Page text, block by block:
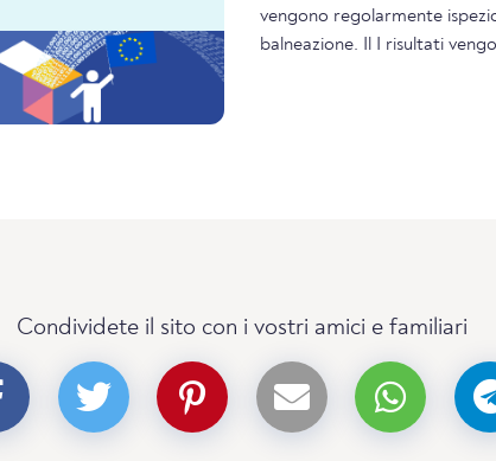
vengono regolarmente
balneazione. Il I risultati
Condividete il sito con i vostri amici e familiari